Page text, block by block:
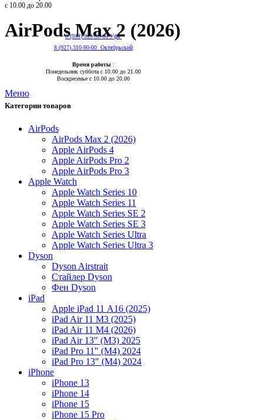
с 10.00 до 20.00
8 (933) 923-50-00 Уфа
8 (927) 310-90-00 Октябрьский
Время работы :
Понедельник суббота с 10.00 до 21.00
Воскресенье с 10.00 до 20.00
Меню
AirPods Max 2 (2026)
Категории товаров
AirPods
AirPods Max 2 (2026)
Apple AirPods 4
Apple AirPods Pro 2
Apple AirPods Pro 3
Apple Watch
Apple Watch Series 10
Apple Watch Series 11
Apple Watch Series SE 2
Apple Watch Series SE 3
Apple Watch Series Ultra
Apple Watch Series Ultra 3
Dyson
Dyson Airstrait
Стайлер Dyson
Фен Dyson
iPad
Apple iPad 11 А16 (2025)
iPad Air 11 M3 (2025)
iPad Air 11 M4 (2026)
iPad Air 13" (M3) 2025
iPad Pro 11" (M4) 2024
iPad Pro 13" (M4) 2024
iPhone
iPhone 13
iPhone 14
iPhone 15
iPhone 15 Pro